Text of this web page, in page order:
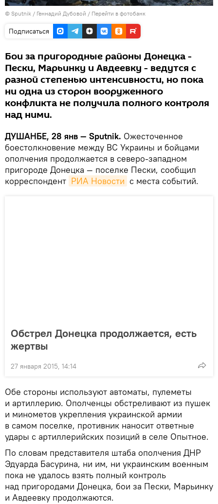
© Sputnik / Геннадий Дубовой / Перейти в фотобанк
Подписаться
Бои за пригородные районы Донецка -
Пески, Марьинку и Авдеевку - ведутся с
разной степенью интенсивности, но пока
ни одна из сторон вооруженного
конфликта не получила полного контроля
над ними.
ДУШАНБЕ, 28 янв — Sputnik. Ожесточенное
боестолкновение между ВС Украины и бойцами
ополчения продолжается в северо-западном
пригороде Донецка — поселке Пески, сообщил
корреспондент РИА Новости с места событий.
Обстрел Донецка продолжается, есть
жертвы
27 января 2015, 14:14
Обе стороны используют автоматы, пулеметы
и артиллерию. Ополченцы обстреливают из пушек
и минометов укрепления украинской армии
в самом поселке, противник наносит ответные
удары с артиллерийских позиций в селе Опытное.
По словам представителя штаба ополчения ДНР
Эдуарда Басурина, ни им, ни украинским военным
пока не удалось взять полный контроль
над пригородами Донецка, бои за Пески, Марьинку
и Авдеевку продолжаются.